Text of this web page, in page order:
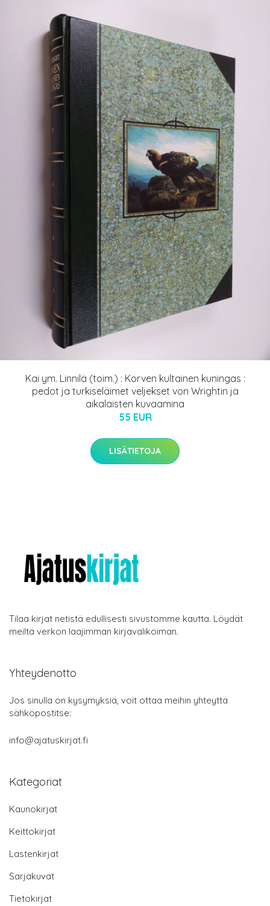
Kai ym. Linnilä (toim.) : Korven kultainen kuningas :
pedot ja turkiseläimet veljekset von Wrightin ja
aikalaisten kuvaamina
55 EUR
LISÄTIETOJA
Tilaa kirjat netistä edullisesti sivustomme kautta. Löydät
meiltä verkon laajimman kirjavalikoiman.
Yhteydenotto
Jos sinulla on kysymyksiä, voit ottaa meihin yhteyttä
sähköpostitse:
info@ajatuskirjat.fi
Kategoriat
Kaunokirjat
Keittokirjat
Lastenkirjat
Sarjakuvat
Tietokirjat